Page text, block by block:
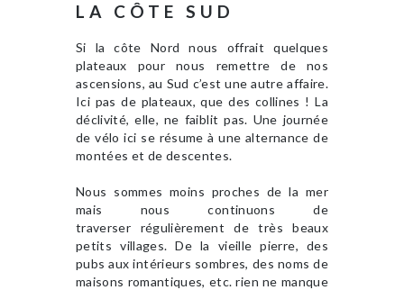
LA CÔTE SUD
Si la côte Nord nous offrait quelques
plateaux pour nous remettre de nos
ascensions, au Sud c’est une autre affaire.
Ici pas de plateaux, que des collines ! La
déclivité, elle, ne faiblit pas. Une journée
de vélo ici se résume à une alternance de
montées et de descentes.
Nous sommes moins proches de la mer
mais nous continuons de
traverser régulièrement de très beaux
petits villages. De la vieille pierre, des
pubs aux intérieurs sombres, des noms de
maisons romantiques, etc. rien ne manque